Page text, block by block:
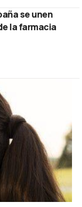
se unen
la farmacia